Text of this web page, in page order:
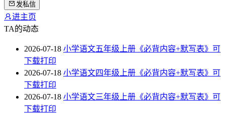
发私信
进主页
TA的动态
2026-07-18 小学语文五年级上册《必背内容+默写表》可
下载打印
2026-07-18 小学语文四年级上册《必背内容+默写表》可
下载打印
2026-07-18 小学语文三年级上册《必背内容+默写表》可
下载打印